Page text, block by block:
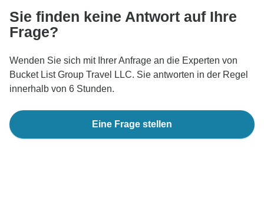
Sie finden keine Antwort auf Ihre
Frage?
Wenden Sie sich mit Ihrer Anfrage an die Experten von
Bucket List Group Travel LLC. Sie antworten in der Regel
innerhalb von 6 Stunden.
Eine Frage stellen